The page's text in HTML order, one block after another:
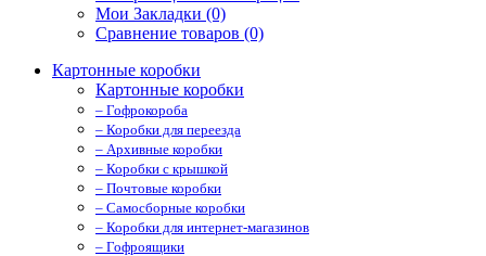
Мои Закладки (0)
Сравнение товаров (0)
Картонные коробки
Картонные коробки
– Гофрокороба
– Коробки для переезда
– Архивные коробки
– Коробки с крышкой
– Почтовые коробки
– Самосборные коробки
– Коробки для интернет-магазинов
– Гофроящики